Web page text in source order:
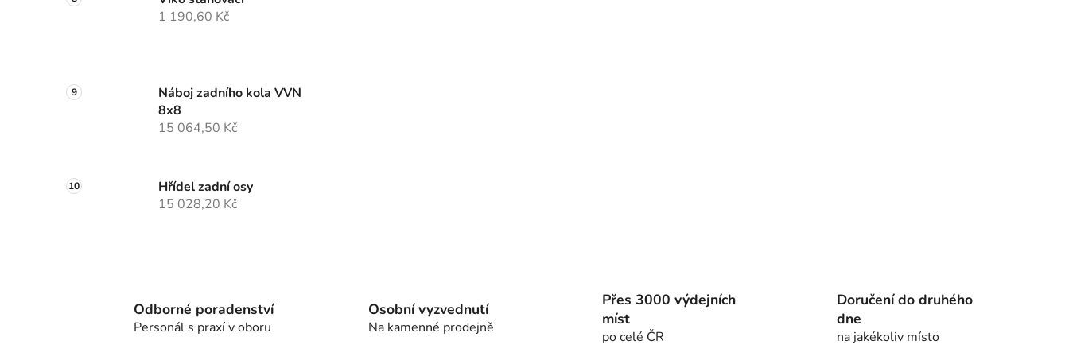
1 190,60 Kč
Náboj zadního kola VVN
8x8
15 064,50 Kč
Hřídel zadní osy
15 028,20 Kč
Odborné poradenství
Personál s praxí v oboru
Osobní vyzvednutí
Na kamenné prodejně
Přes 3000 výdejních
míst
po celé ČR
Doručení do druhého
dne
na jakékoliv místo